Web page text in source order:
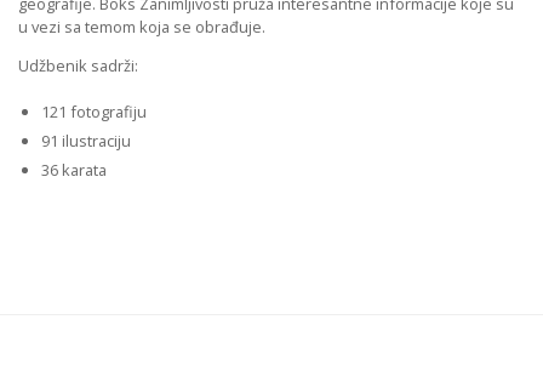
u vezi sa temom koja se obrađuje.
Udžbenik sadrži:
121 fotografiju
91 ilustraciju
36 karata